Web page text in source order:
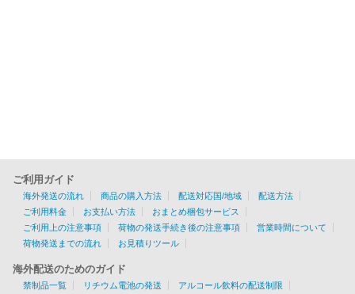
ご利用ガイド
海外発送の流れ 商品の購入方法 配送対応国/地域
配送方法
ご利用料金
お支払い方法
おまとめ梱包サービス
ご利用上の注意事項
荷物の発送手続き後の注意事項
営業時間について
荷物発送までの流れ
お見積りツール
海外配送のためのガイド
禁制品一覧 リチウム電池の発送 アルコール飲料の配送制限